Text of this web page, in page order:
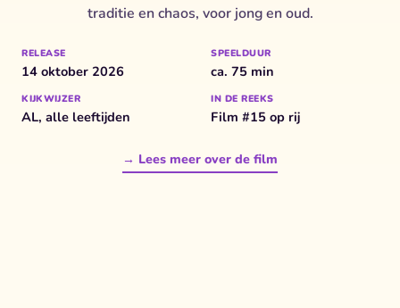
traditie en chaos, voor jong en oud.
RELEASE
14 oktober 2026
SPEELDUUR
ca. 75 min
KIJKWIJZER
AL, alle leeftijden
IN DE REEKS
Film #15 op rij
→ Lees meer over de film